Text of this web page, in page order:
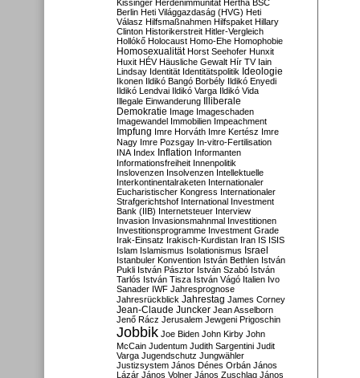
Kissinger Herdenimmunität Hertha BSC
Berlin Heti Világgazdaság (HVG) Heti
Válasz Hilfsmaßnahmen Hilfspaket Hillary
Clinton Historikerstreit Hitler-Vergleich
Hollókő Holocaust Homo-Ehe Homophobie
Homosexualität Horst Seehofer Hunxit
Huxit HÉV Häusliche Gewalt Hír TV Iain
Lindsay Identität Identitätspolitik Ideologie
Ikonen Ildikó Bangó Borbély Ildikó Enyedi
Ildikó Lendvai Ildikó Varga Ildikó Vida
Illegale Einwanderung Illiberale
Demokratie Image Imageschaden
Imagewandel Immobilien Impeachment
Impfung Imre Horváth Imre Kertész Imre
Nagy Imre Pozsgay In-vitro-Fertilisation
INA Index Inflation Informanten
Informationsfreiheit Innenpolitik
Inslovenzen Insolvenzen Intellektuelle
Interkontinentalraketen Internationaler
Eucharistischer Kongress Internationaler
Strafgerichtshof International Investment
Bank (IIB) Internetsteuer Interview
Invasion Invasionsmahnmal Investitionen
Investitionsprogramme Investment Grade
Irak-Einsatz Irakisch-Kurdistan Iran IS ISIS
Islam Islamismus Isolationismus Israel
Istanbuler Konvention István Bethlen István
Pukli István Pásztor István Szabó István
Tarlós István Tisza István Vágó Italien Ivo
Sanader IWF Jahresprognose
Jahresrückblick Jahrestag James Corney
Jean-Claude Juncker Jean Asselborn
Jenő Rácz Jerusalem Jewgeni Prigoschin
Jobbik Joe Biden John Kirby John
McCain Judentum Judith Sargentini Judit
Varga Jugendschutz Jungwähler
Justizsystem János Dénes Orbán János
Lázár János Volner János Zuschlag János